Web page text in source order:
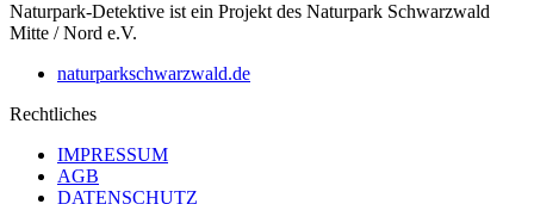
Naturpark-Detektive ist ein Projekt des Naturpark Schwarzwald
Mitte / Nord e.V.
naturparkschwarzwald.de
Rechtliches
IMPRESSUM
AGB
DATENSCHUTZ